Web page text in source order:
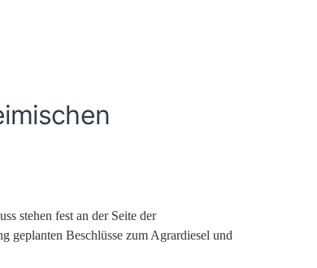
stehen fest an der Seite der
geplanten Beschlüsse zum Agrardiesel und